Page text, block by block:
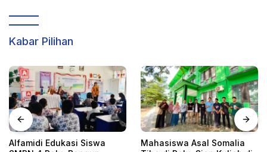
Kabar Pilihan
Alfamidi Edukasi Siswa
Mahasiswa Asal Somalia